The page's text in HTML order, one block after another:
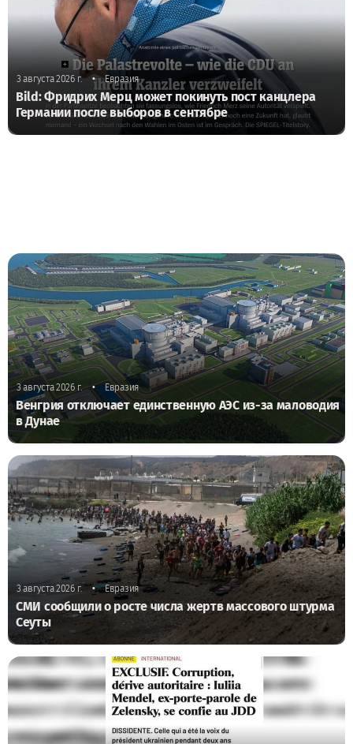
3 августа 2026 г. • Евразия
Bild: Фридрих Мерц может покинуть пост канцлера
Германии после выборов в сентябре
3 августа 2026 г. • Евразия
Венгрия отключает единственную АЭС из-за маловодия
в Дунае
3 августа 2026 г. • Евразия
СМИ сообщили о росте числа жертв массового штурма
Сеуты